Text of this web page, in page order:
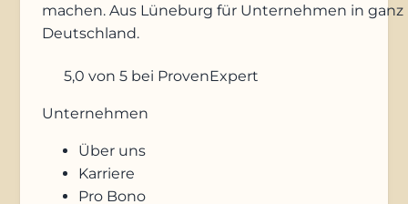
machen. Aus Lüneburg für Unternehmen in ganz
Deutschland.
5,0 von 5 bei ProvenExpert
Unternehmen
Über uns
Karriere
Pro Bono